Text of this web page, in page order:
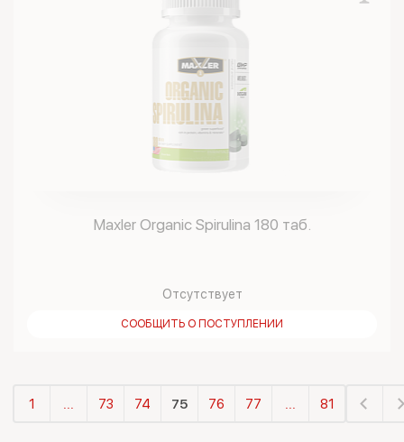
Maxler Organic Spirulina 180 таб.
Отсутствует
СООБЩИТЬ О ПОСТУПЛЕНИИ
1 ... 73 74 75 76 77 ... 81